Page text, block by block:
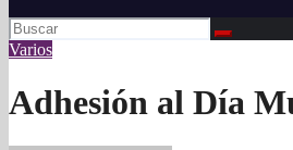
Varios
Adhesión al Día